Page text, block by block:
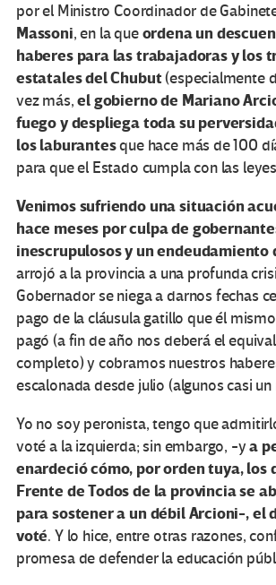
por el Ministro Coordinador de
Massoni, en la queordena un
haberes para las trabajadoras y los
estatales del Chubut(especialmente
vez más,el gobierno de Mariano
fuego y despliega toda su
los laburantesque hace más de 100
para que el Estado cumpla con las
Venimos sufriendo una situación
hace meses por culpa de
inescrupulosos y un endeudamiento
arrojó a la provincia a una profunda
Gobernador se niega a darnos fechas
pago de la cláusula gatillo que él
pagó (a fin de año nos deberá el
completo) y cobramos nuestros
escalonada desde julio (algunos casi
Yo no soy peronista, tengo que
voté a la izquierda; sin embargo, -ya
enardeció cómo, por orden tuya, los
Frente de Todos de la provincia se
para sostener a un débil Arcioni-, el
voté. Y lo hice, entre otras razones,
promesa de defender la educación